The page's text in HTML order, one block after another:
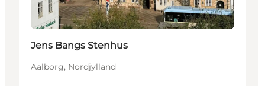
Jens Bangs Stenhus
Aalborg, Nordjylland